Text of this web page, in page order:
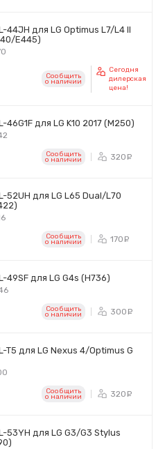
44JH для LG Optimus L7/L4 II
E445)
руб.Сообщить
o наличии
Сегодня
дилерская
цена!
46G1F для LG K10 2017 (M250)
Сообщить
o наличии 320
52UH для LG L65 Dual/L70
Сообщить
o наличии 170
49SF для LG G4s (H736)
Сообщить
o наличии 300
T5 для LG Nexus 4/Optimus G
Сообщить
o наличии 320
53YH для LG G3/G3 Stylus